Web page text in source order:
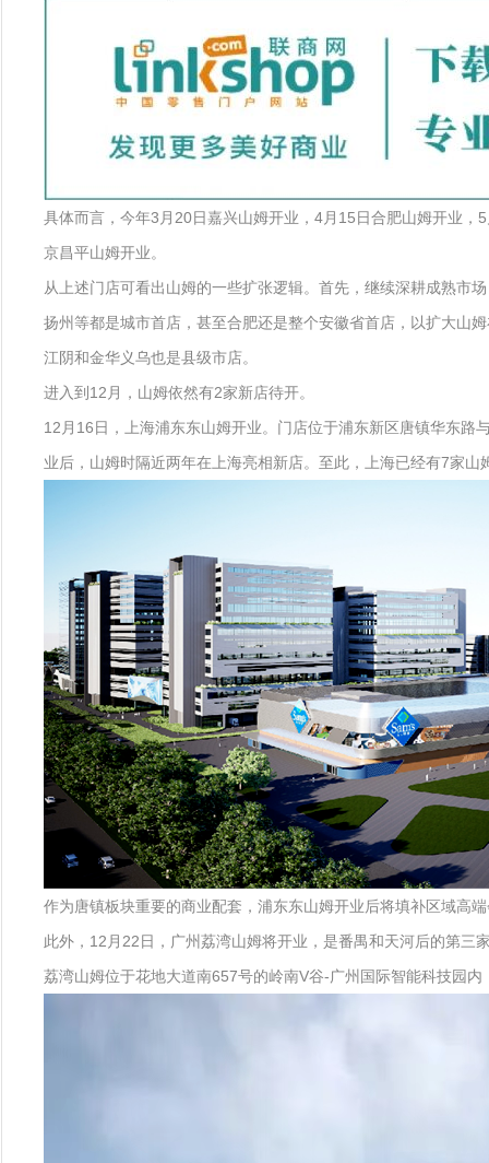
具体而言，今年3月20日嘉兴山姆开业，4月15日合肥山姆开业
京昌平山姆开业。
从上述门店可看出山姆的一些扩张逻辑。首先，继续深耕成熟市
扬州等都是城市首店，甚至合肥还是整个安徽省首店，以扩大山
江阴和金华义乌也是县级市店。
进入到12月，山姆依然有2家新店待开。
12月16日，上海浦东东山姆开业。门店位于浦东新区唐镇华东
业后，山姆时隔近两年在上海亮相新店。至此，上海已经有7家
作为唐镇板块重要的商业配套，浦东东山姆开业后将填补区域高
此外，12月22日，广州荔湾山姆将开业，是番禺和天河后的第
荔湾山姆位于花地大道南657号的岭南V谷-广州国际智能科技园